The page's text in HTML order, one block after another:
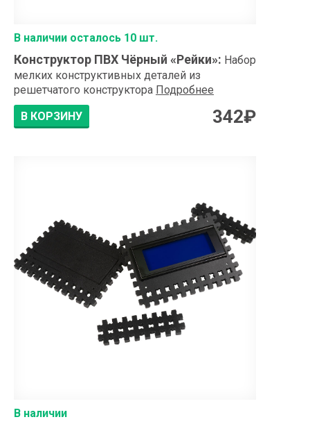
В наличии осталось 10 шт.
Конструктор ПВХ Чёрный «Рейки»: Набор
мелких конструктивных деталей из
решетчатого конструктора Подробнее
В КОРЗИНУ
342₽
В наличии